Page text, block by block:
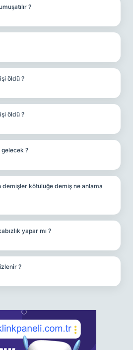
?
öldü ?
öldü ?
?
kötülüğe demiş ne anlama
yapar mı ?
?